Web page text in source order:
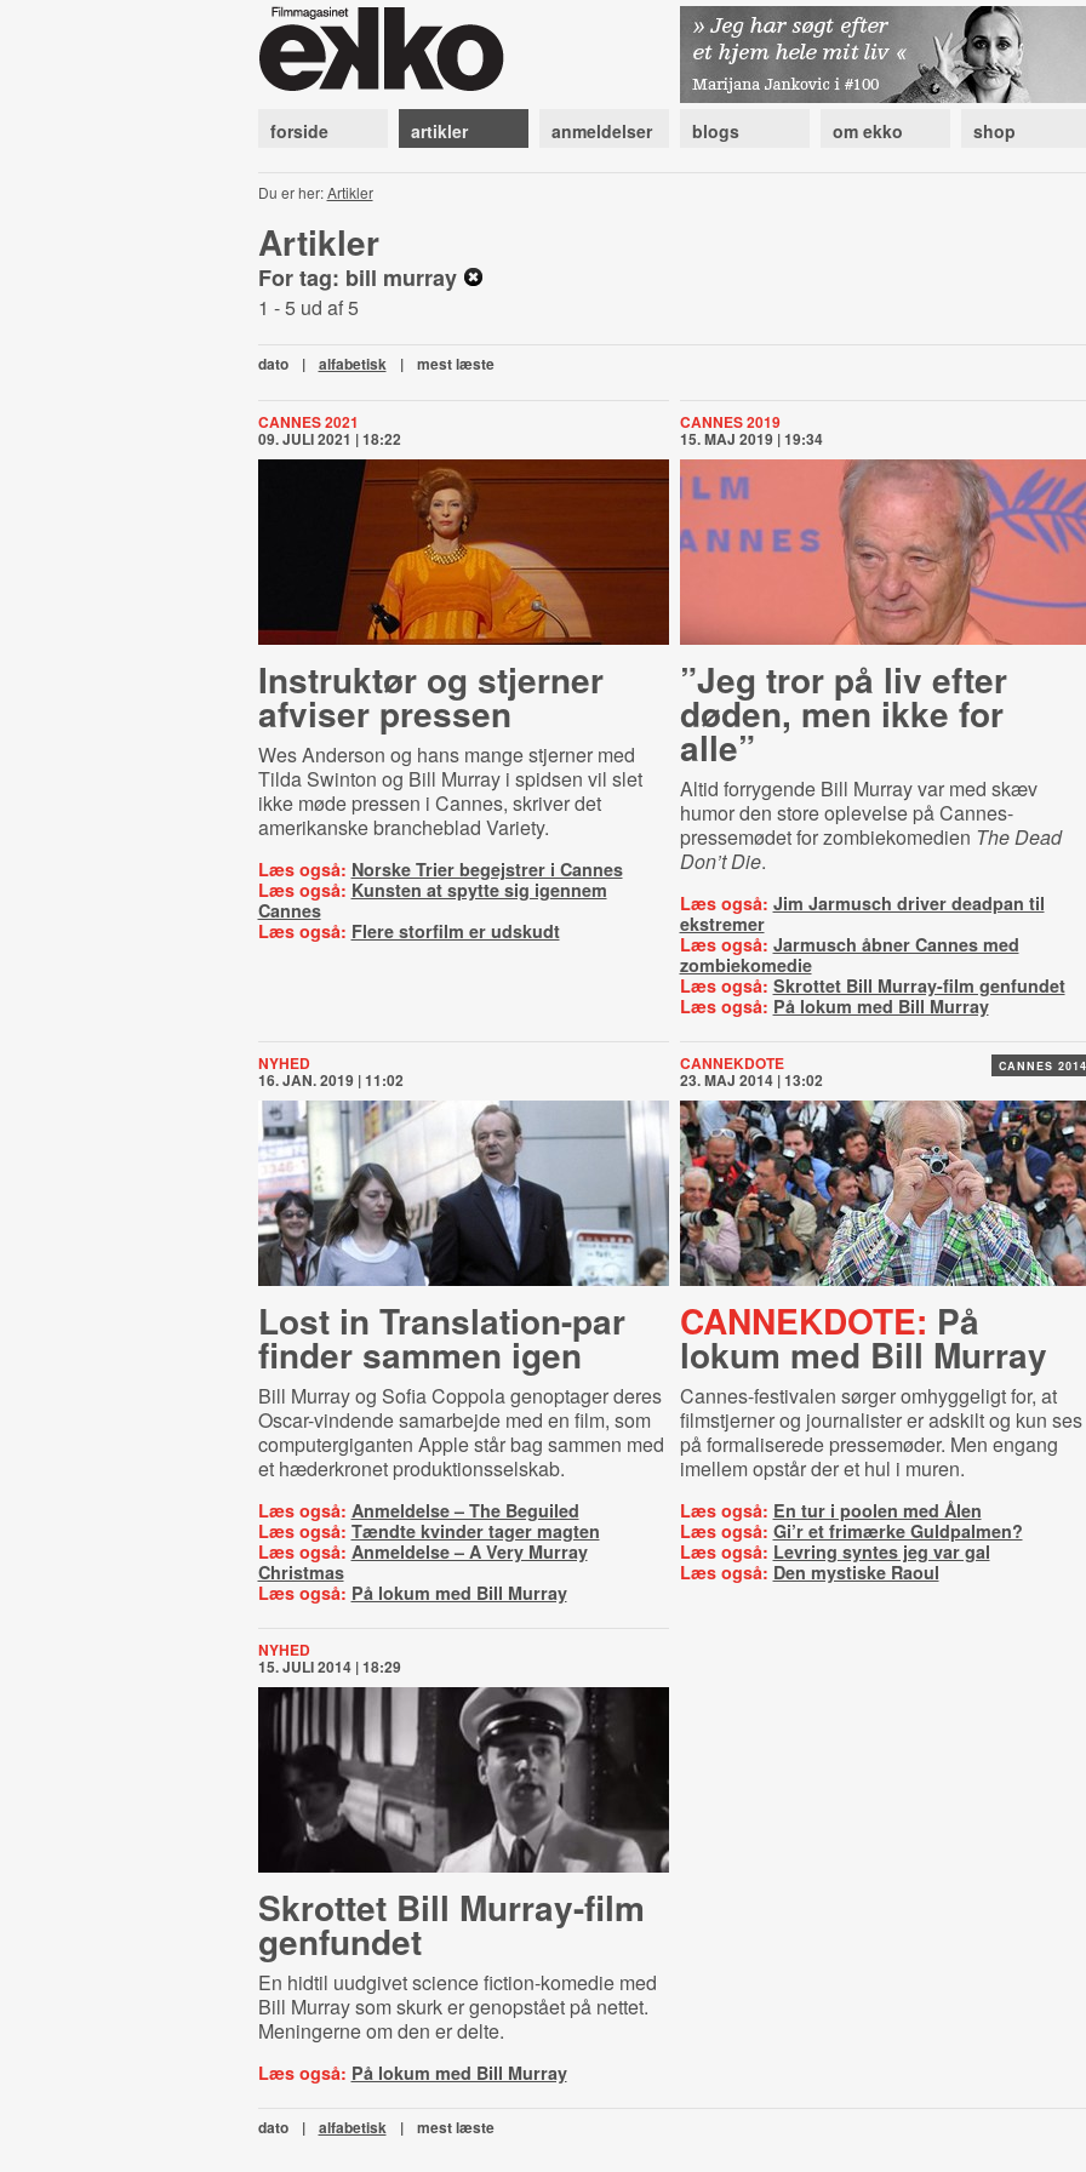
forside artikler anmeldelser blogs om ekko shop
Du er her:Artikler
Artikler
For tag: bill murray
1 - 5 ud af 5
dato | alfabetisk | mest læste
CANNES 2021
09. JULI 2021 | 18:22
Instruktør og stjerner
afviser pressen
Wes Anderson og hans mange stjerner med
Tilda Swinton og Bill Murray i spidsen vil slet
ikke møde pressen i Cannes, skriver det
amerikanske brancheblad Variety.
Læs også: Norske Trier begejstrer i Cannes
Læs også: Kunsten at spytte sig igennem
Cannes
Læs også: Flere storfilm er udskudt
CANNES 2019
15. MAJ 2019 | 19:34
”Jeg tror på liv efter
døden, men ikke for
alle”
Altid forrygende Bill Murray var med skæv
humor den store oplevelse på Cannes-
pressemødet for zombiekomedien The Dead
Don’t Die.
Læs også: Jim Jarmusch driver deadpan til
ekstremer
Læs også: Jarmusch åbner Cannes med
zombiekomedie
Læs også: Skrottet Bill Murray-film genfundet
Læs også: På lokum med Bill Murray
NYHED
16. JAN. 2019 | 11:02
Lost in Trans­la­tion-​par
finder sammen igen
Bill Murray og Sofia Coppola genoptager deres
Oscar-vindende samarbejde med en film, som
computergiganten Apple står bag sammen med
et hæderkronet produktionsselskab.
Læs også: Anmeldelse – The Beguiled
Læs også: Tændte kvinder tager magten
Læs også: Anmeldelse – A Very Murray
Christmas
Læs også: På lokum med Bill Murray
CANNES 2014
CANNEKDOTE
23. MAJ 2014 | 13:02
CANNEKDOTE: På
lokum med Bill Murray
Cannes-festivalen sørger omhyggeligt for, at
filmstjerner og journalister er adskilt og kun ses
på formaliserede pressemøder. Men engang
imellem opstår der et hul i muren.
Læs også: En tur i poolen med Ålen
Læs også: Gi’r et frimærke Guldpalmen?
Læs også: Levring syntes jeg var gal
Læs også: Den mystiske Raoul
NYHED
15. JULI 2014 | 18:29
Skrottet Bill Murray-film
genfundet
En hidtil uudgivet science fiction-komedie med
Bill Murray som skurk er genopstået på nettet.
Meningerne om den er delte.
Læs også: På lokum med Bill Murray
dato | alfabetisk | mest læste